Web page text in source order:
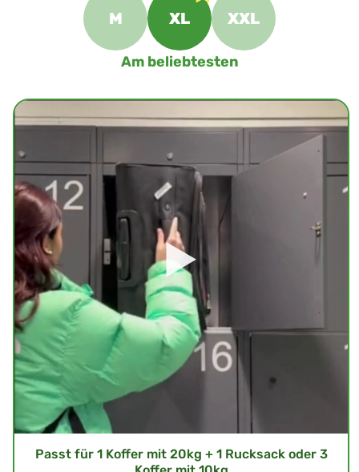
M XL XXL
Am beliebtesten
Passt für 1 Koffer mit 20kg + 1 Rucksack oder 3